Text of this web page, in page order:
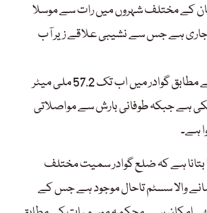
کے مختلف شہروں میں رات سے موسلا
جاری ہے جس سے نشیبی علاقے زیر آب
محکمہ موسمیات کے مطابق گوادر میں اب تک 57.2 ملی میٹر
ہے جبکہ طوفانی بارش سے مواصلاتی
ہے۔
ہے کہ ضلع گوادر سمیت مختلف
والا سسٹم تاحال موجود ہے جس کے